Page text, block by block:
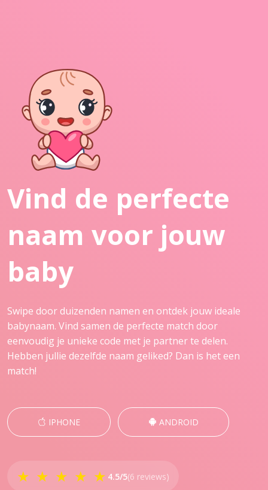
Vind de perfecte
naam voor jouw
baby
Swipe door duizenden namen en ontdek jouw ideale
babynaam. Vind samen de perfecte match door
eenvoudig je unieke code met je partner te delen.
Hebben jullie dezelfde naam geliked? Dan is het een
match!
IPHONE ANDROID
★ ★ ★ ★ ★ 4.5/5(6 reviews)